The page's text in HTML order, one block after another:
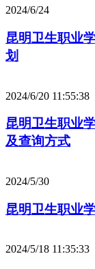
2024/6/24
昆明卫生职业
划
2024/6/20 11:55:38
昆明卫生职业
及查询方式
2024/5/30
昆明卫生职业
2024/5/18 11:35:33